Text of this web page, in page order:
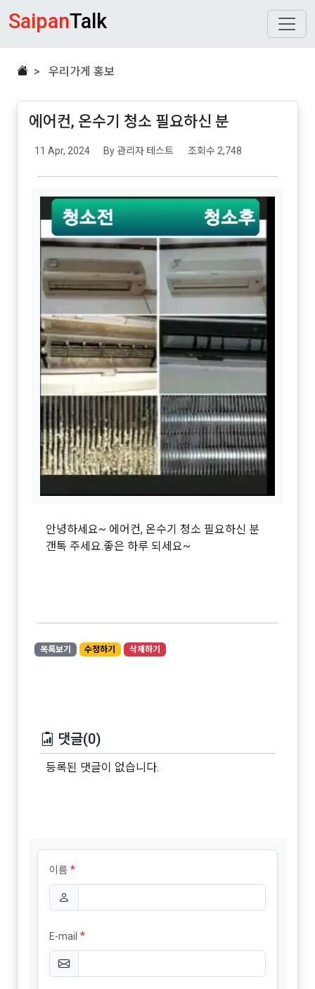
SaipanTalk
> 우리가게 홍보
에어컨, 온수기 청소 필요하신 분
11 Apr, 2024 By 관리자 테스트 조회수 2,748
안녕하세요~ 에어컨, 온수기 청소 필요하신 분
갠톡 주세요.좋은 하루 되세요~
목록보기 수정하기 삭제하기
댓글(0)
등록된 댓글이 없습니다.
이름 *
E-mail *